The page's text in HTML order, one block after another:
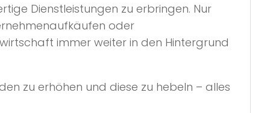
Dienstleistungen zu erbringen. Nur
oder
immer weiter in den Hintergrund
zu erhöhen und diese zu hebeln – alles